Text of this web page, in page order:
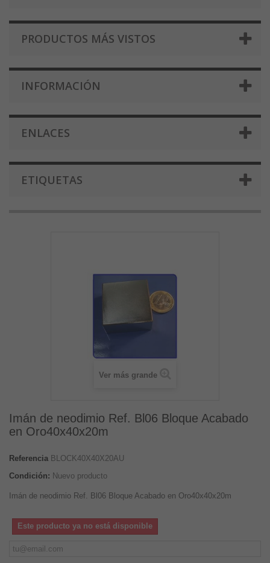
PRODUCTOS MÁS VISTOS
INFORMACIÓN
ENLACES
ETIQUETAS
Ver más grande
Imán de neodimio Ref. Bl06 Bloque Acabado
en Oro40x40x20m
Referencia BLOCK40X40X20AU
Condición: Nuevo producto
Imán de neodimio Ref. Bl06 Bloque Acabado en Oro40x40x20m
Este producto ya no está disponible